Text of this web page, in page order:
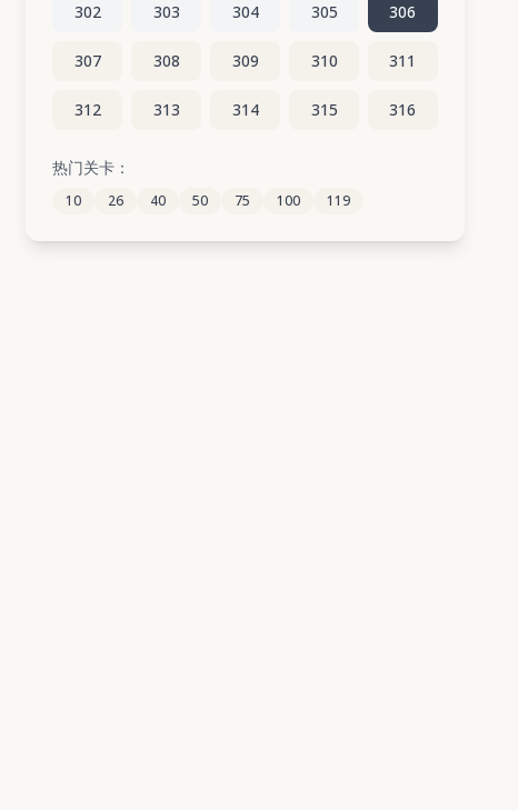
302 303 304 305 306
307 308 309 310 311
312 313 314 315 316
317
322 323 324 325
热门关卡：
10 26 40 50 75 100 119